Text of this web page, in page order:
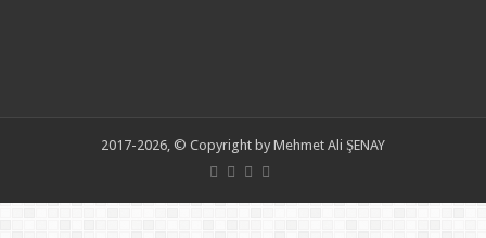
2017-2026, © Copyright by Mehmet Ali ŞENAY